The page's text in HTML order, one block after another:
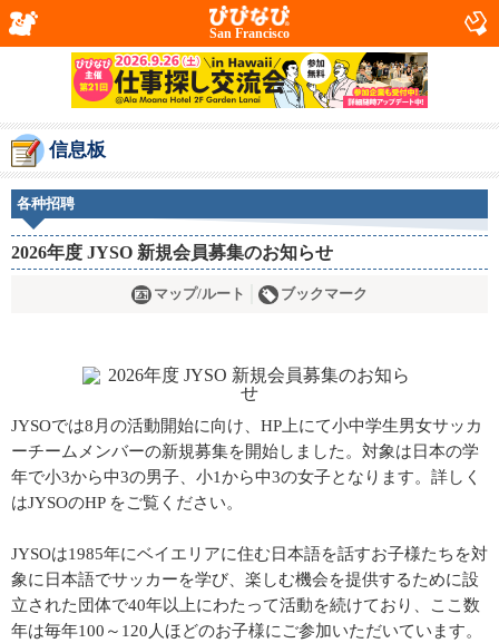
San Francisco
信息板
各种招聘
2026年度 JYSO 新規会員募集のお知らせ
マップ/ルート ブックマーク
JYSOでは8月の活動開始に向け、HP上にて小中学生男女サッカ
ーチームメンバーの新規募集を開始しました。対象は日本の学
年で小3から中3の男子、小1から中3の女子となります。詳しく
はJYSOのHP をご覧ください。
JYSOは1985年にベイエリアに住む日本語を話すお子様たちを対
象に日本語でサッカーを学び、楽しむ機会を提供するために設
立された団体で40年以上にわたって活動を続けており、ここ数
年は毎年100～120人ほどのお子様にご参加いただいています。